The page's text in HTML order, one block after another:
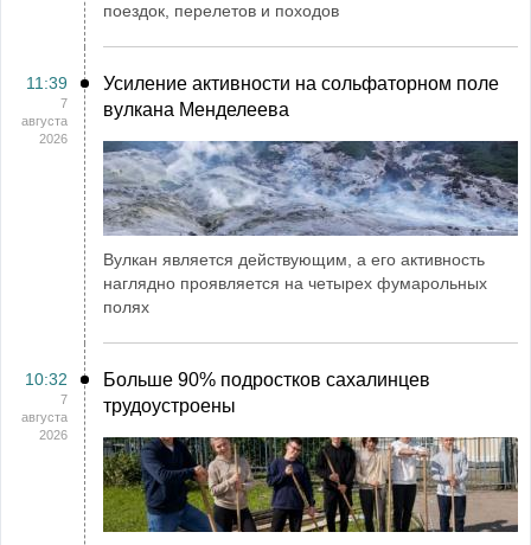
поездок, перелетов и походов
11:39
7
августа
2026
Усиление активности на сольфаторном поле
вулкана Менделеева
Вулкан является действующим, а его активность
наглядно проявляется на четырех фумарольных
полях
10:32
7
августа
2026
Больше 90% подростков сахалинцев
трудоустроены